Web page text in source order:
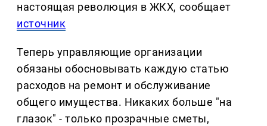
настоящая революция в ЖКХ, сообщает
источник
Теперь управляющие организации
обязаны обосновывать каждую статью
расходов на ремонт и обслуживание
общего имущества. Никаких больше "на
глазок" - только прозрачные сметы,